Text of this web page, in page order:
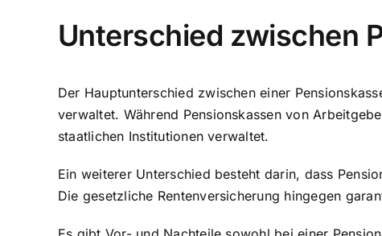
Unterschied zwischen
Der Hauptunterschied zwischen einer
verwaltet. Während Pensionskassen von
staatlichen Institutionen verwaltet.
Ein weiterer Unterschied besteht darin, dass
Die gesetzliche Rentenversicherung hingegen